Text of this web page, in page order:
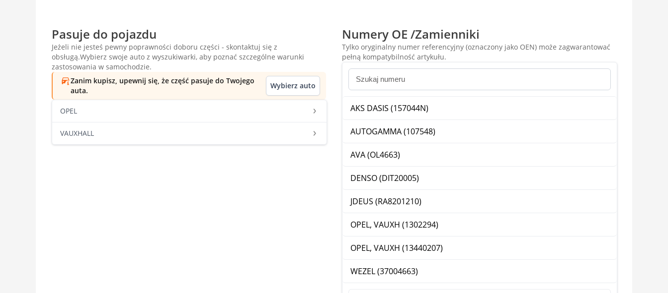
Pasuje do pojazdu
Jeżeli nie jesteś pewny poprawności doboru części - skontaktuj się z
obsługą.Wybierz swoje auto z wyszukiwarki, aby poznać szczególne warunki
zastosowania w samochodzie.
Zanim kupisz, upewnij się, że część pasuje do Twojego
auta.
Wybierz auto
OPEL
VAUXHALL
Numery OE /Zamienniki
Tylko oryginalny numer referencyjny (oznaczony jako OEN) może zagwarantować
pełną kompatybilność artykułu.
AKS DASIS (157044N)
AUTOGAMMA (107548)
AVA (OL4663)
DENSO (DIT20005)
JDEUS (RA8201210)
OPEL, VAUXH (1302294)
OPEL, VAUXH (13440207)
WEZEL (37004663)